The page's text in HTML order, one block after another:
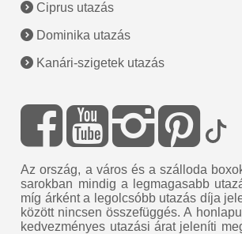
Ciprus utazás
Dominika utazás
Kanári-szigetek utazás
Az ország, a város és a szálloda
sarokban mindig a legmagasabb
míg árként a legolcsóbb utazás díja
között nincsen összefüggés. A
kedvezményes utazási árat jeleníti